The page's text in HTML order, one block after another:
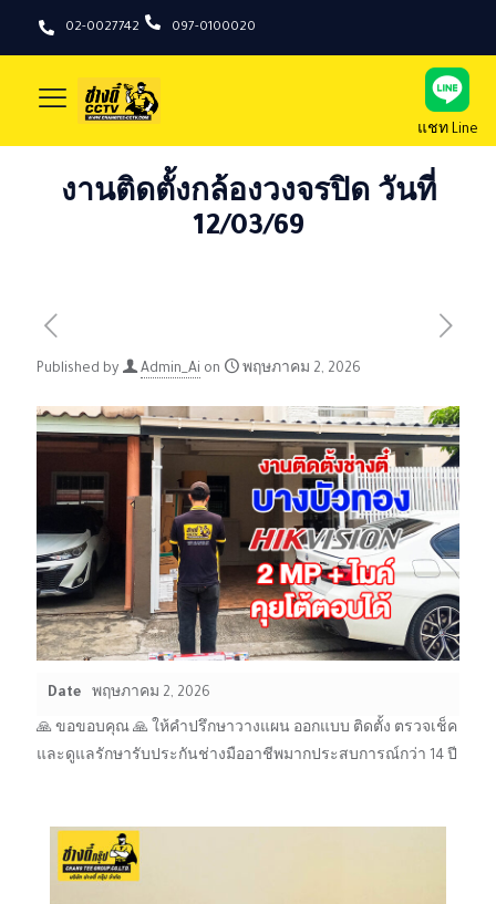
02-0027742 097-0100020
แชท Line
งานติดตั้งกล้องวงจรปิด วันที่
12/03/69
Published by Admin_Ai on พฤษภาคม 2, 2026
Date พฤษภาคม 2, 2026
🙏 ขอขอบคุณ 🙏 ให้คำปรึกษาวางแผน ออกแบบ ติดตั้ง ตรวจเช็ค
และดูแลรักษารับประกันช่างมืออาชีพมากประสบการณ์กว่า 14 ปี